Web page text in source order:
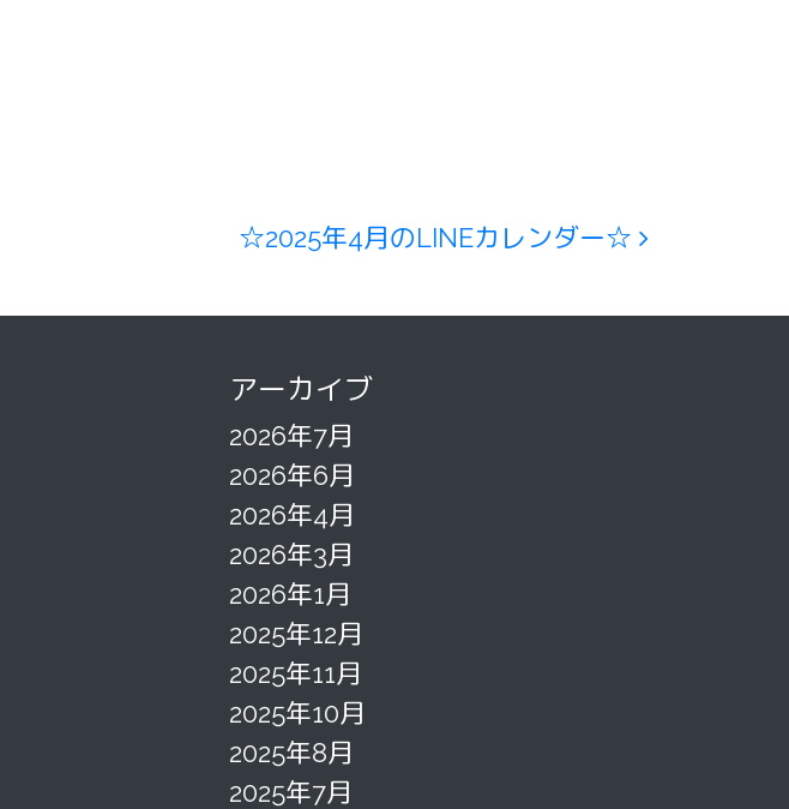
︎☆2025年4月のLINEカレンダー☆
アーカイブ
2026年7月
2026年6月
2026年4月
2026年3月
2026年1月
2025年12月
2025年11月
2025年10月
2025年8月
2025年7月